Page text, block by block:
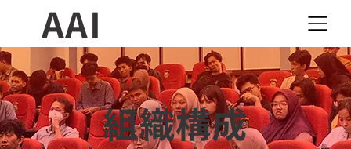
AAI
組織構成